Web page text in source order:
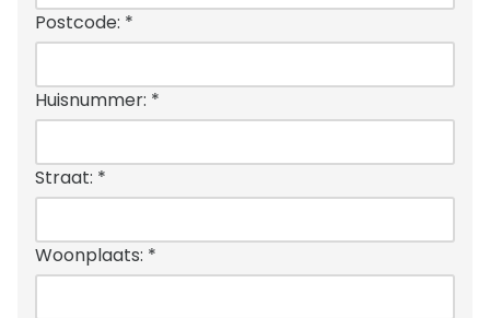
Postcode: *
Huisnummer: *
Straat: *
Woonplaats: *